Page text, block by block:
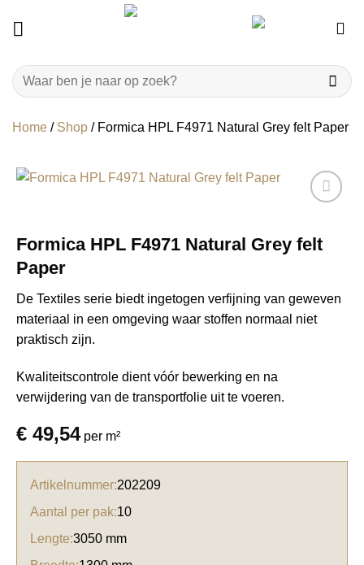
Zoeken
naar:
Home / Shop / Formica HPL F4971 Natural Grey felt Paper
Formica HPL F4971 Natural Grey felt
Paper
De Textiles serie biedt ingetogen verfijning van geweven
materiaal in een omgeving waar stoffen normaal niet
praktisch zijn.
Kwaliteitscontrole dient vóór bewerking en na
verwijdering van de transportfolie uit te voeren.
€ 49,54per m²
Artikelnummer:202209
Aantal per pak:10
Lengte:3050 mm